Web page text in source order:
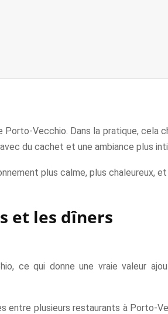
Porto-Vecchio. Dans la pratique, cela
du cachet et une ambiance plus
plus calme, plus chaleureux, et
et les dîners
ce qui donne une vraie valeur
entre plusieurs restaurants à Porto-